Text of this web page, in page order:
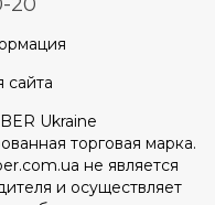
сайта
Ukraine
торговая марка.
не является
и осуществляет